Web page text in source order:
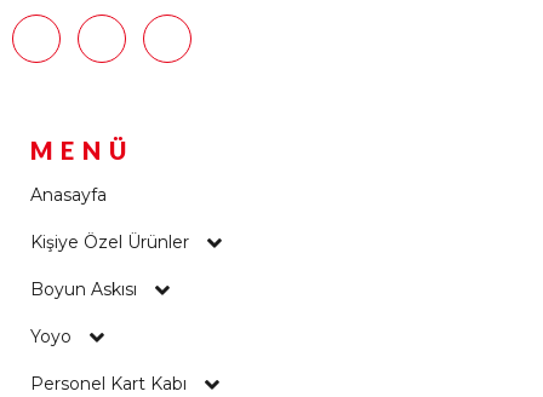
MENÜ
Anasayfa
Kişiye Özel Ürünler
Boyun Askısı
Yoyo
Personel Kart Kabı